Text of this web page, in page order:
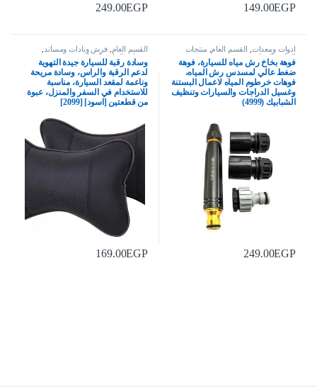
149.00EGP
249.00EGP
ادوات ومعدات القسم العام منتجات
العناية بالسيارة
فوهة بخاخ رش مياه للسيارة، فوهة
ضغط عالي لمسدس رش المياه،
فوهات خرطوم المياه لاعمال البستنة
وغسيل الدراجات والسيارات وتنظيف
الشبابيك (4999)
249.00EGP
القسم العام ,فرش وبادات ومساند
منتجات العناية بالسيارة
وسادة رقبة للسيارة جيدة التهوية
لدعم الرقبة والراس، وسادة مريحة
وناعمة لمقعد السيارة، مناسبة
للاستخدام في السفر والمنزل، عبوة
من قطعتين [اسود] [2099]
169.00EGP